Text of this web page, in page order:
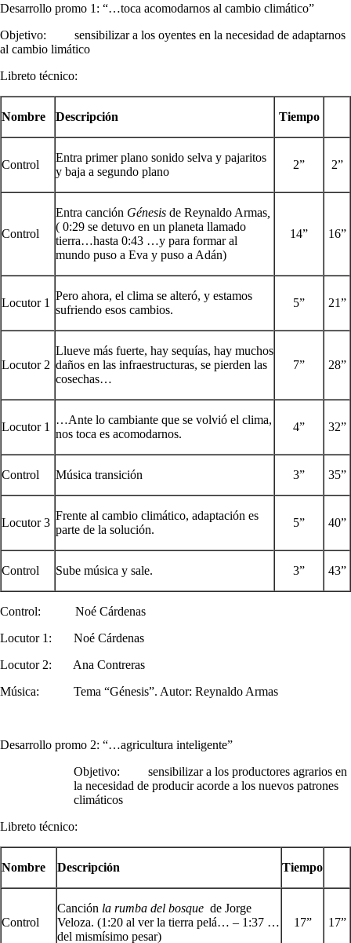
Desarrollo promo 1: “…toca acomodarnos al cambio climático”
Objetivo: sensibilizar a los oyentes en la necesidad de adaptarnos
al cambio limático
Libreto técnico:
Nombre Descripción Tiempo
Control
Entra primer plano sonido selva y pajaritos
y baja a segundo plano
2” 2”
Control
Entra canción Génesis de Reynaldo Armas
( 0:29 se detuvo en un planeta llamado
tierra…hasta 0:43 …y para formar al
mundo puso a Eva y puso a Adán)
14” 16”
Locutor 1
Pero ahora, el clima se alteró, y estamos
sufriendo esos cambios.
5” 21”
Locutor 2
Llueve más fuerte, hay sequías, hay muchos
daños en las infraestructuras, se pierden las
cosechas…
7” 28”
Locutor 1
…Ante lo cambiante que se volvió el clima,
nos toca es acomodarnos.
4” 32”
Control Música transición 3” 35”
Locutor 3
Frente al cambio climático, adaptación es
parte de la solución.
5” 40”
Control Sube música y sale. 3” 43”
Control: Noé Cárdenas
Locutor 1: Noé Cárdenas
Locutor 2: Ana Contreras
Música: Tema “Génesis”. Autor: Reynaldo Armas
Desarrollo promo 2: “…agricultura inteligente”
Objetivo: sensibilizar a los productores agrarios en
la necesidad de producir acorde a los nuevos patrones
climáticos
Libreto técnico:
Nombre Descripción Tiempo
Control
Canción la rumba del bosque de Jorge
Veloza. (1:20 al ver la tierra pelá… – 1:37 …
del mismísimo pesar)
17” 17”